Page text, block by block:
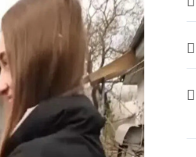
через фейкового полковника
апартаменти в Буковелі та
свої запаси
у дворі»